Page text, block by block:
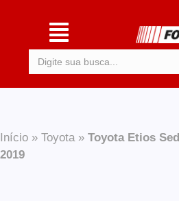
Início » Toyota» Toyota Etios
2019